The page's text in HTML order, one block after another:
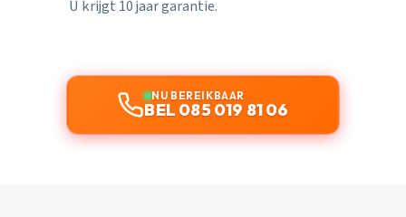
U krijgt 10 jaar garantie.
NU BEREIKBAAR
BEL 085 019 81 06